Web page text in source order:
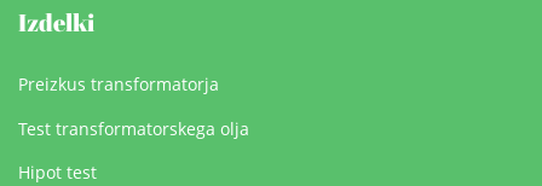
Izdelki
Preizkus transformatorja
Test transformatorskega olja
Hipot test